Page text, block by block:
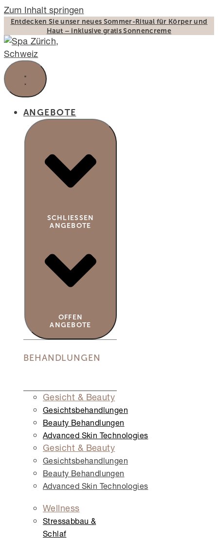
Zum Inhalt springen
Entdecken Sie unser neues Sommer-Ritual für Körper und
Haut – inklusive gratis Sonnencreme
ANGEBOTE
SCHLIESSEN A
NGEBOTE
OFFEN
ANGEBOTE
BEHANDLUNGEN
Gesicht & Beauty
Gesichts­behandlungen
Beauty Behandlungen
Advanced Skin Technologies
Gesicht & Beauty
Gesichts­behandlungen
Beauty Behandlungen
Advanced Skin Technologies
Wellness
Stressabbau &
Schlaf